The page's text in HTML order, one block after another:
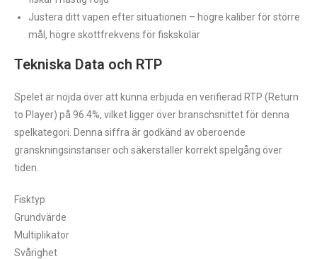
Justera ditt vapen efter situationen – högre kaliber för större
mål, högre skottfrekvens för fiskskolär
Tekniska Data och RTP
Spelet är nöjda över att kunna erbjuda en verifierad RTP (Return
to Player) på 96.4%, vilket ligger över branschsnittet för denna
spelkategori. Denna siffra är godkänd av oberoende
granskningsinstanser och säkerställer korrekt spelgång över
tiden.
Fisktyp
Grundvärde
Multiplikator
Svårighet